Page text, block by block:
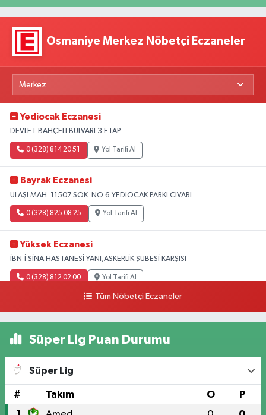
Osmaniye Merkez Nöbetçi Eczaneler
Yediocak Eczanesi
DEVLET BAHÇELİ BULVARI 3.ETAP
0 (328) 814 20 51 Yol Tarifi Al
Bayrak Eczanesi
ULAŞI MAH. 11507 SOK. NO:6 YEDİOCAK PARKI CİVARI
0 (328) 825 08 25 Yol Tarifi Al
Yüksek Eczanesi
İBN-İ SİNA HASTANESİ YANI,ASKERLİK ŞUBESİ KARŞISI
0 (328) 812 02 00 Yol Tarifi Al
Tüm Nöbetçi Eczaneler
Süper Lig Puan Durumu
Süper Lig
# Takım O P